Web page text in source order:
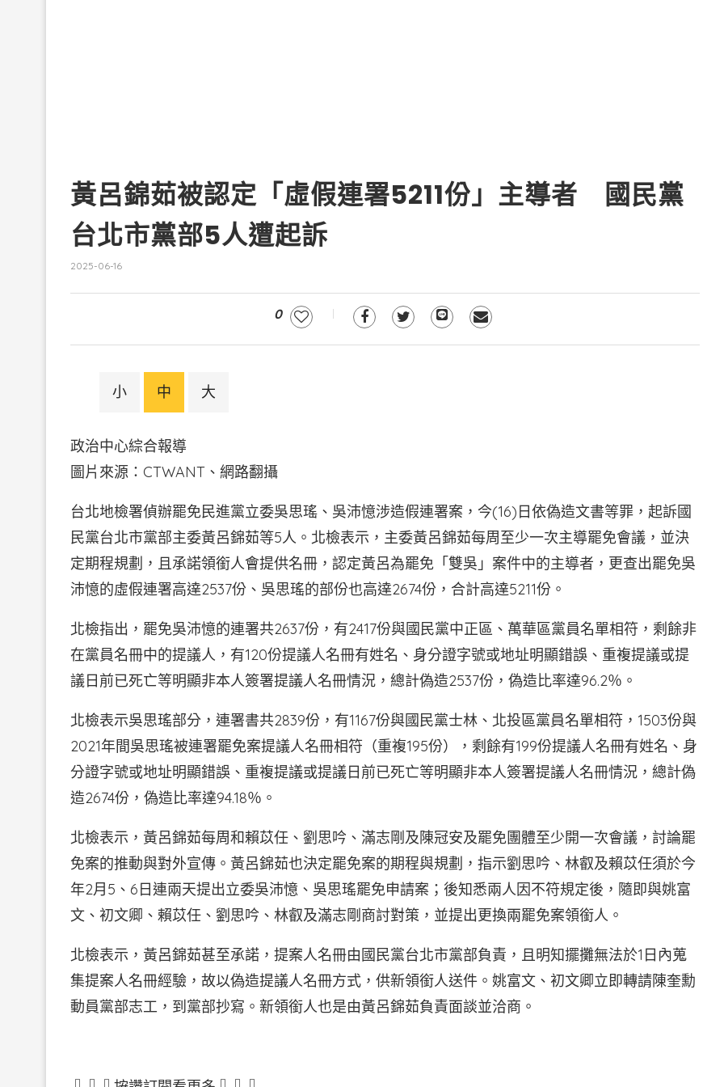
黃呂錦茹被認定「虛假連署5211份」主導者 國民黨
台北市黨部5人遭起訴
2025-06-16
0
小 中 大
政治中心綜合報導
圖片來源：CTWANT、網路翻攝
台北地檢署偵辦罷免民進黨立委吳思瑤、吳沛憶涉造假連署案，今(16)日依偽造文書等罪，起訴國
民黨台北市黨部主委黃呂錦茹等5人。北檢表示，主委黃呂錦茹每周至少一次主導罷免會議，並決
定期程規劃，且承諾領銜人會提供名冊，認定黃呂為罷免「雙吳」案件中的主導者，更查出罷免吳
沛憶的虛假連署高達2537份、吳思瑤的部份也高達2674份，合計高達5211份。
北檢指出，罷免吳沛憶的連署共2637份，有2417份與國民黨中正區、萬華區黨員名單相符，剩餘非
在黨員名冊中的提議人，有120份提議人名冊有姓名、身分證字號或地址明顯錯誤、重複提議或提
議日前已死亡等明顯非本人簽署提議人名冊情況，總計偽造2537份，偽造比率達96.2％。
北檢表示吳思瑤部分，連署書共2839份，有1167份與國民黨士林、北投區黨員名單相符，1503份與
2021年間吳思瑤被連署罷免案提議人名冊相符（重複195份），剩餘有199份提議人名冊有姓名、身
分證字號或地址明顯錯誤、重複提議或提議日前已死亡等明顯非本人簽署提議人名冊情況，總計偽
造2674份，偽造比率達94.18％。
北檢表示，黃呂錦茹每周和賴苡任、劉思吟、滿志剛及陳冠安及罷免團體至少開一次會議，討論罷
免案的推動與對外宣傳。黃呂錦茹也決定罷免案的期程與規劃，指示劉思吟、林叡及賴苡任須於今
年2月5、6日連兩天提出立委吳沛憶、吳思瑤罷免申請案；後知悉兩人因不符規定後，隨即與姚富
文、初文卿、賴苡任、劉思吟、林叡及滿志剛商討對策，並提出更換兩罷免案領銜人。
北檢表示，黃呂錦茹甚至承諾，提案人名冊由國民黨台北市黨部負責，且明知擺攤無法於1日內蒐
集提案人名冊經驗，故以偽造提議人名冊方式，供新領銜人送件。姚富文、初文卿立即轉請陳奎勳
動員黨部志工，到黨部抄寫。新領銜人也是由黃呂錦茹負責面談並洽商。